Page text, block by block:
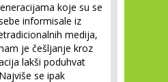
koje su se
informisale iz
medija,
je češljanje kroz
lakši poduhvat
se ipak